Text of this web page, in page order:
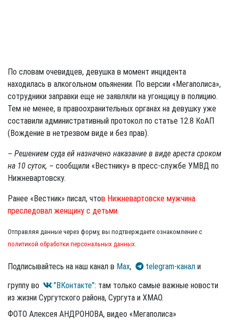
По словам очевидцев, девушка в момент инцидента
находилась в алкогольном опьянении. По версии «Мегаполиса»,
сотрудники заправки еще не заявляли на угонщицу в полицию.
Тем не менее, в правоохранительных органах на девушку уже
составили административный протокол по статье 12.8 КоАП
(Вождение в нетрезвом виде и без прав).
– Решением суда ей назначено наказание в виде ареста сроком
на 10 суток, – сообщили «Вестнику» в пресс-службе УМВД по
Нижневартовску.
Ранее «Вестник» писал, чтов Нижневартовске мужчина
преследовал женщину с детьми.
Отправляя данные через форму, вы подтверждаете ознакомление с
политикой обработки персональных данных
Подписывайтесь на наш канал в Max, telegram-канал и
группу во
"ВКонтакте": там только самые важные новости
из жизни Сургутского района, Сургута и ХМАО.
ФОТО Алексея АНДРОНОВА, видео «Мегаполиса»